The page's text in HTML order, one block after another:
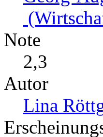
Note
2,3
Autor
Lina